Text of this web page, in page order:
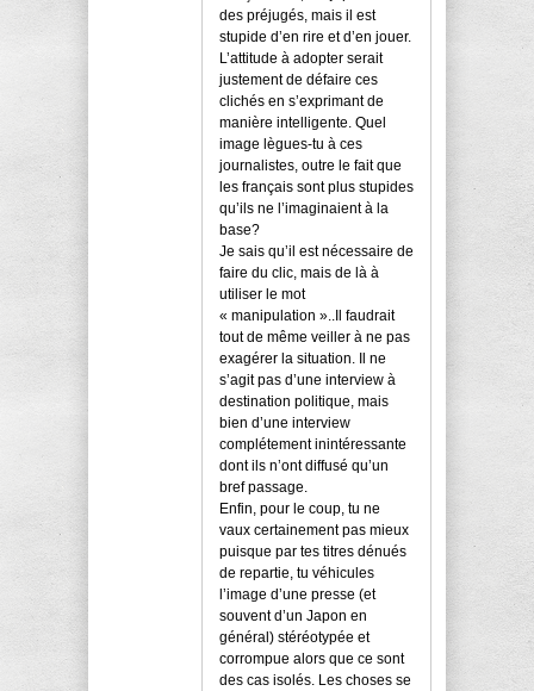
des préjugés, mais il est
stupide d’en rire et d’en jouer.
L’attitude à adopter serait
justement de défaire ces
clichés en s’exprimant de
manière intelligente. Quel
image lègues-tu à ces
journalistes, outre le fait que
les français sont plus stupides
qu’ils ne l’imaginaient à la
base?
Je sais qu’il est nécessaire de
faire du clic, mais de là à
utiliser le mot
« manipulation »..Il faudrait
tout de même veiller à ne pas
exagérer la situation. Il ne
s’agit pas d’une interview à
destination politique, mais
bien d’une interview
complétement inintéressante
dont ils n’ont diffusé qu’un
bref passage.
Enfin, pour le coup, tu ne
vaux certainement pas mieux
puisque par tes titres dénués
de repartie, tu véhicules
l’image d’une presse (et
souvent d’un Japon en
général) stéréotypée et
corrompue alors que ce sont
des cas isolés. Les choses se